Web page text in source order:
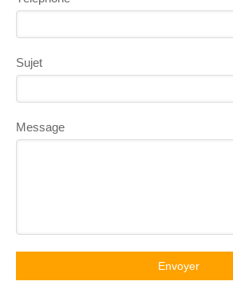
Sujet
Message
Envoyer